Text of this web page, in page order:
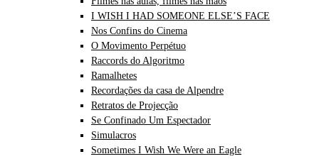
I WISH I HAD SOMEONE ELSE’S FACE
Nos Confins do Cinema
O Movimento Perpétuo
Raccords do Algoritmo
Ramalhetes
Recordações da casa de Alpendre
Retratos de Projecção
Se Confinado Um Espectador
Simulacros
Sometimes I Wish We Were an Eagle